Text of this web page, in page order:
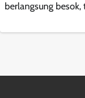
berlangsung